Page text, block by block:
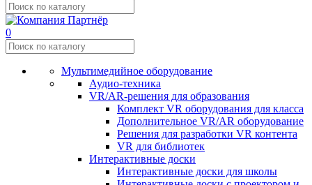
0
Мультимедийное оборудование
Аудио-техника
VR/AR-решения для образования
Комплект VR оборудования для класса
Дополнительное VR/AR оборудование
Решения для разработки VR контента
VR для библиотек
Интерактивные доски
Интерактивные доски для школы